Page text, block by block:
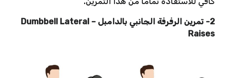
2- تمرين الرفرفة الجانبي بالدامبل – Dumbbell Lateral
Raises